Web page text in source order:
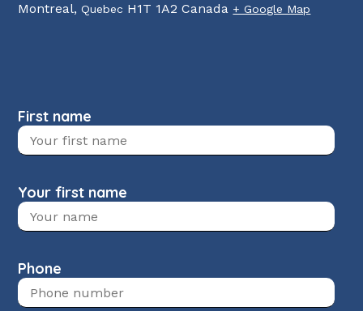
Montreal, Quebec H1T 1A2 Canada + Google Map
First name
Your first name
Phone